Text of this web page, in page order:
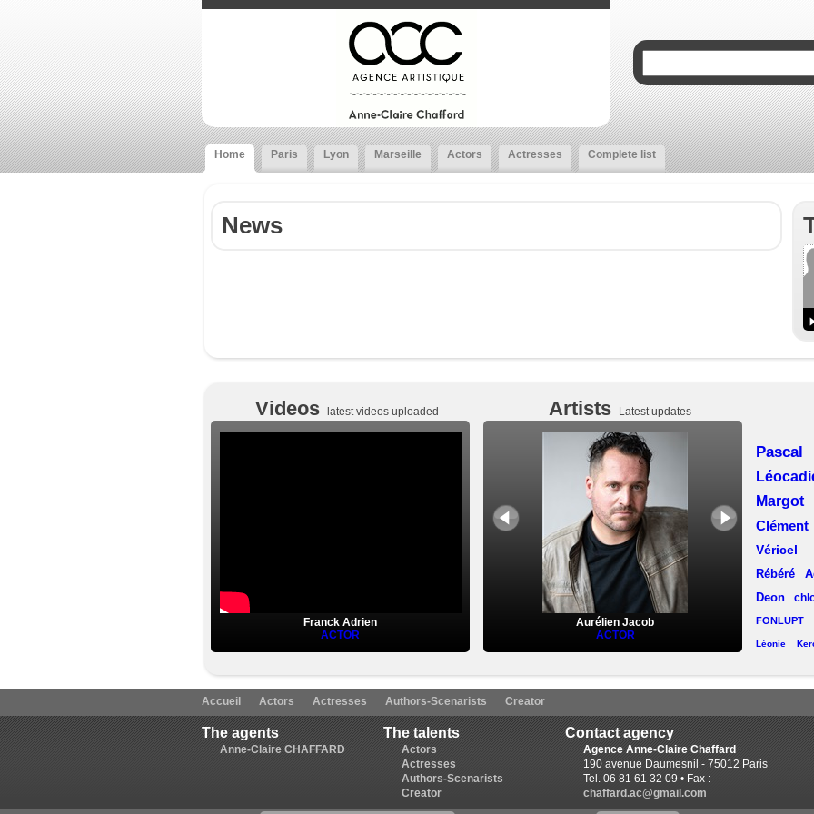
Home Paris Lyon Marseille Actors Actresses Complete list
News
Videos latest videos uploaded
Franck Adrien
ACTOR
Artists Latest updates
Aurélien Jacob
ACTOR
Véricel
Rébéré
Deon
FONLUPT
Léonie
Lise Chevalier
Ruchat
Lorin
Accueil Actors Actresses Authors-Scenarists Creator
The agents
Anne-Claire CHAFFARD
The talents
Actors
Actresses
Authors-Scenarists
Creator
Contact agency
Agence Anne-Claire Chaffard
190 avenue Daumesnil - 75012 Paris
Tel. 06 81 61 32 09 • Fax :
chaffard.ac@gmail.com